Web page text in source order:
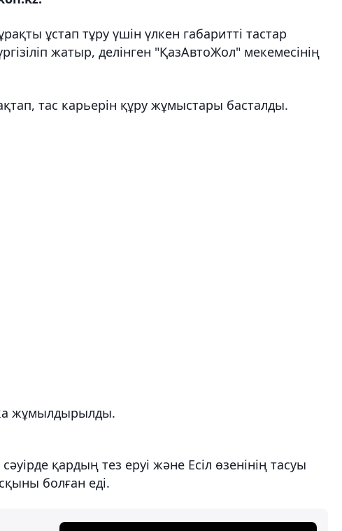
ұстап тұру үшін үлкен габаритті тастар
жатыр, делінген "ҚазАвтоЖол" мекемесінің
тас карьерін құру жұмыстары басталды.
жұмылдырылды.
қардың тез еруі және Есіл өзенінің тасуы
болған еді.